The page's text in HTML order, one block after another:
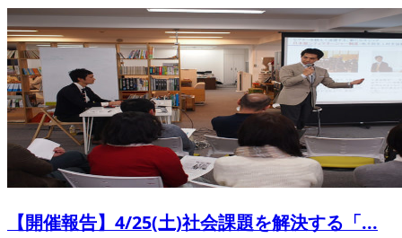
【開催報告】4/25(土)社会課題を解決する「...